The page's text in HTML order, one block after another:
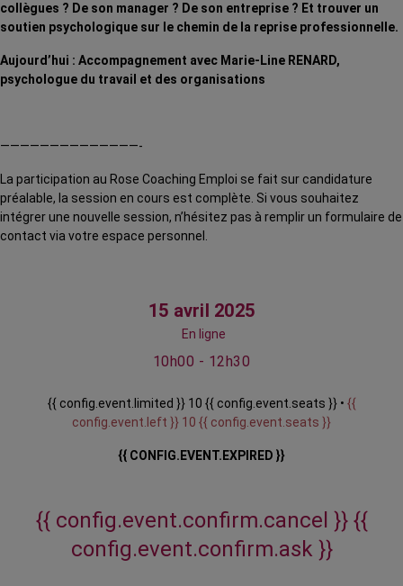
collègues ? De son manager ? De son entreprise ? Et trouver un
soutien psychologique sur le chemin de la reprise professionnelle.
Aujourd’hui : Accompagnement avec Marie-Line RENARD,
psychologue du travail et des organisations
——————————————-
La participation au Rose Coaching Emploi se fait sur candidature
préalable, la session en cours est complète. Si vous souhaitez
intégrer une nouvelle session, n’hésitez pas à remplir un formulaire de
contact via votre espace personnel.
15 avril 2025
En ligne
10h00 - 12h30
{{ config.event.limited }} 10 {{ config.event.seats }} • {{
config.event.left }} 10 {{ config.event.seats }}
{{ CONFIG.EVENT.EXPIRED }}
{{ config.event.confirm.cancel }} {{
config.event.confirm.ask }}